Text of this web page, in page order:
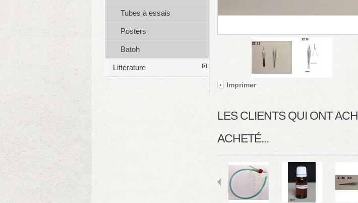
Imprimer
LES CLIENTS QUI ONT
ACHETÉ...
Tubes à essais
Posters
Batoh
Littérature